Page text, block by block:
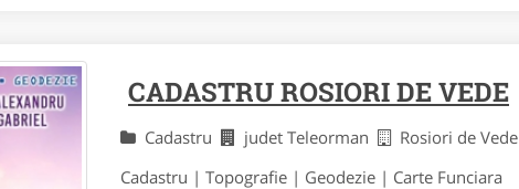
CADASTRU ROSIORI DE VEDE
Cadastru judet Teleorman
Rosiori de Vede
Cadastru | Topografie | Geodezie | Carte Funciara